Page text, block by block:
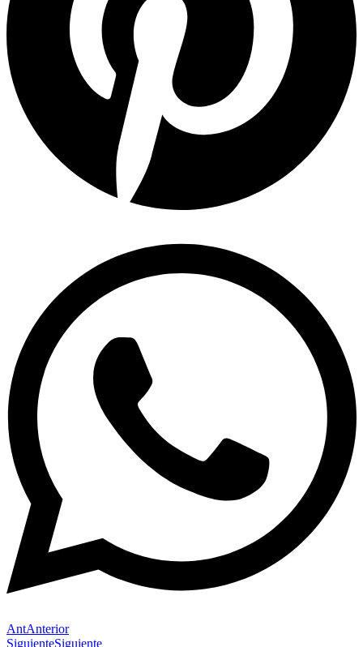
AntAnterior
SiguienteSiguiente